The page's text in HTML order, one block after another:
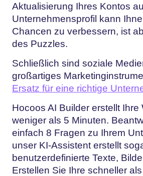
Aktualisierung Ihres Kontos
Unternehmensprofil kann
Chancen zu verbessern, ist
des Puzzles.
Schließlich sind soziale
großartiges
Ersatz für eine richtige
Hocoos AI Builder erstellt Ihre
weniger als 5 Minuten.
einfach 8 Fragen zu Ihrem
unser KI-Assistent erstellt
benutzerdefinierte Texte,
Erstellen Sie Ihre schneller